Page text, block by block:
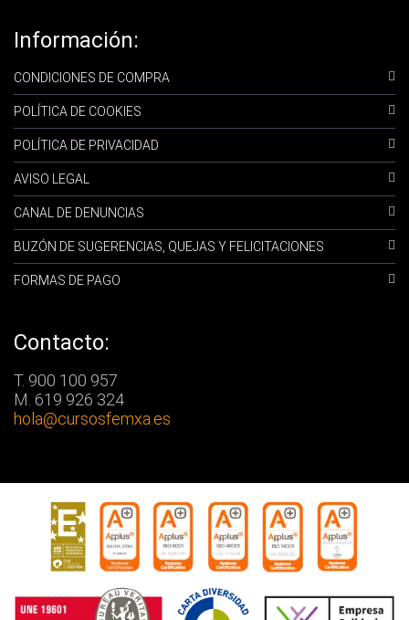
Información:
CONDICIONES DE COMPRA
POLÍTICA DE COOKIES
POLÍTICA DE PRIVACIDAD
AVISO LEGAL
CANAL DE DENUNCIAS
BUZÓN DE SUGERENCIAS, QUEJAS Y FELICITACIONES
FORMAS DE PAGO
Contacto:
T. 900 100 957
M. 619 926 324
hola@cursosfemxa.es